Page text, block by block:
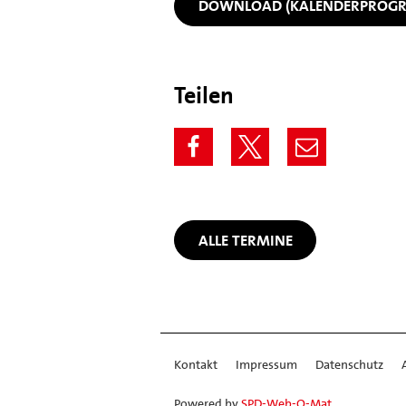
DOWNLOAD
Teilen
ALLE TERMINE
Kontakt Impressum Datenschutz